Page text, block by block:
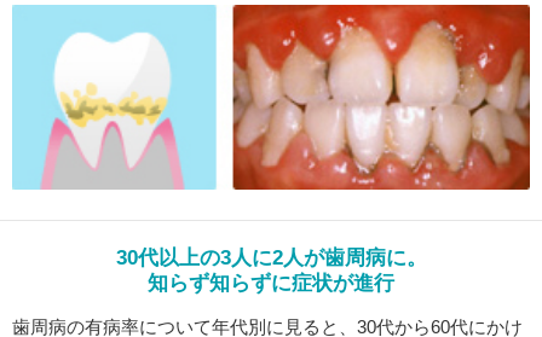
30代以上の3人に2人が歯周病に。
知らず知らずに症状が進行
歯周病の有病率について年代別に見ると、30代から60代にかけ